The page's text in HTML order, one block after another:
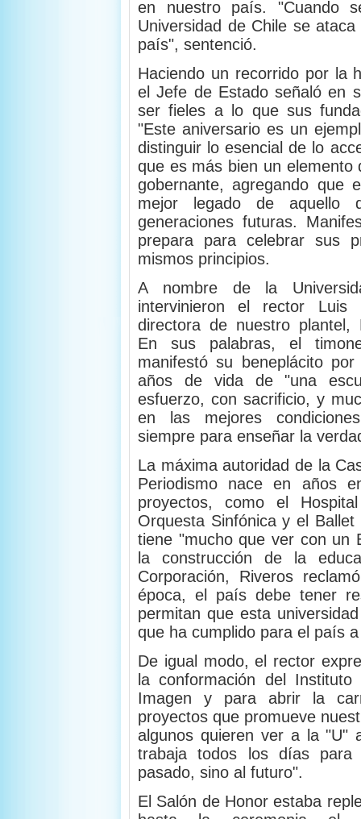
en nuestro país. "Cuando
Universidad de Chile se
país", sentenció.
Haciendo un recorrido por la
el Jefe de Estado señaló en
ser fieles a lo que sus
"Este aniversario es un
distinguir lo esencial de lo
que es más bien un elemento
gobernante, agregando que
mejor legado de aquello
generaciones futuras.
prepara para celebrar sus
mismos principios.
A nombre de la
intervinieron el rector
directora de nuestro plantel,
En sus palabras, el
manifestó su beneplácito
años de vida de "una
esfuerzo, con sacrificio, y
en las mejores
siempre para enseñar la
La máxima autoridad de la
Periodismo nace en años
proyectos, como el
Orquesta Sinfónica y el
tiene "mucho que ver con un
la construcción de la
Corporación, Riveros
época, el país debe tener
permitan que esta
que ha cumplido para el país
De igual modo, el rector
la conformación del
Imagen y para abrir la
proyectos que promueve
algunos quieren ver a la "U"
trabaja todos los días
pasado, sino al futuro".
El Salón de Honor estaba